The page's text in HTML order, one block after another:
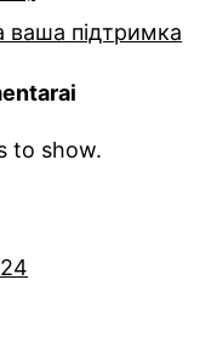
ваша підтримка
to show.